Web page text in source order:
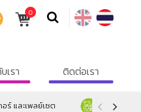
0
เรา ติดต่อเรา
ร์ และเพลย์เซต ตุ๊กตา แล